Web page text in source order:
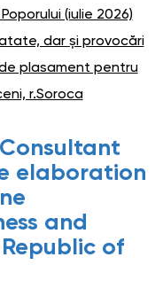
elaboration
and
of
(iulie 2026)
dar și provocări
plasament pentru
r.Soroca